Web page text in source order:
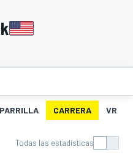
PARRILLA CARRERA VR
Todas las estadísticas